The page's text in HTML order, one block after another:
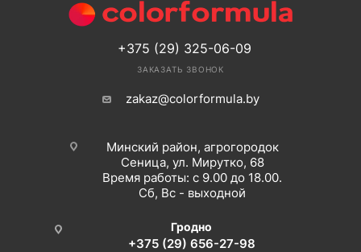
+375 (29) 325-06-09
ЗАКАЗАТЬ ЗВОНОК
zakaz@colorformula.by
Минский район, агрогородок
Сеница, ул. Мирутко, 68
Время работы: с 9.00 до 18.00.
Сб, Вс - выходной
Гродно
+375 (29) 656-27-98